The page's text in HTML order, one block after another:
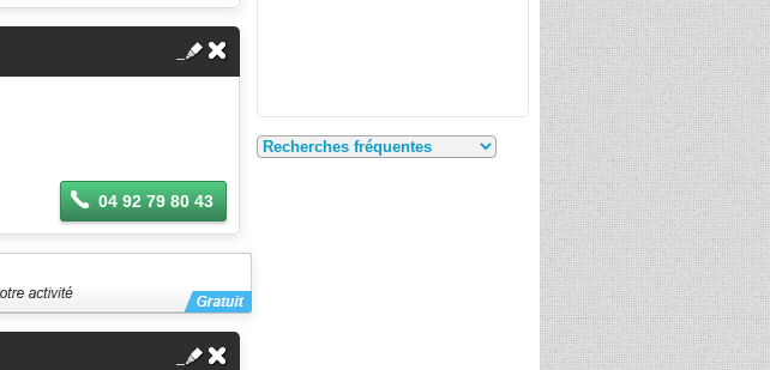
04 92 79 80 43